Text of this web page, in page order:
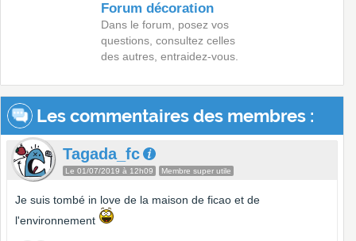
Forum décoration
Dans le forum, posez vos
questions, consultez celles
des autres, entraidez-vous.
Les commentaires des membres :
Tagada_fc
Le 01/07/2019 à 12h09 Membre super utile
Je suis tombé in love de la maison de ficao et de
l'environnement